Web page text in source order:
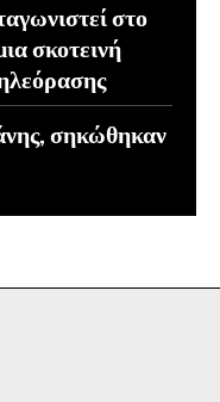
στο
σκοτεινή
σηκώθηκαν